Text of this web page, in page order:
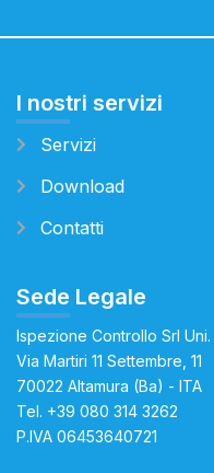
I nostri servizi
Servizi
Download
Contatti
Sede Legale
Ispezione Controllo Srl Uni.
Via Martiri 11 Settembre, 11
70022 Altamura (Ba) - ITA
Tel. +39 080 314 3262
P.IVA 06453640721